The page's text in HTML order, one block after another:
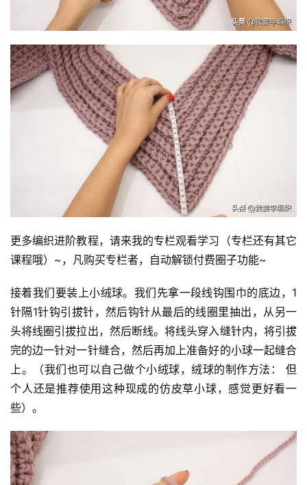
更多编织进阶教程，请来我的专栏观看学习（专栏还有其它
课程哦）~，凡购买专栏者，自动解锁付费圈子功能~
接着我们要装上小绒球。我们先拿一段线钩围巾的底边，1
针隔1针钩引拔针，然后钩针从最后的线圈里抽出，从另一
头将线圈引拔拉出，然后断线。将线头穿入缝针内，将引拔
完的边一针对一针缝合，然后再加上准备好的小球一起缝合
上。（我们也可以自己做个小绒球，绒球的制作方法： 但
个人还是推荐使用这种现成的仿皮草小球，感觉更好看一
些）。